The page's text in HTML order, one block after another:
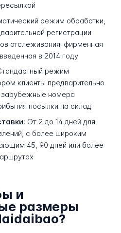
режим обработки,
регистрации
отслеживания; фирменная
в 2014 году
режим
клиенты предварительно
зарубежные номера
посылки на склад
От 2 до 14 дней для
с более широким
45, 90 дней или более
и
размеры